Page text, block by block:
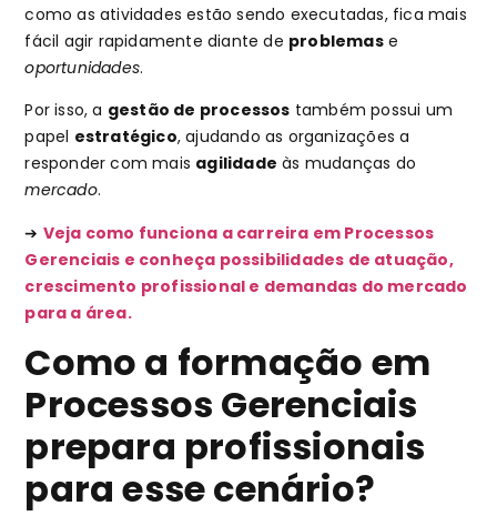
como as atividades estão sendo executadas, fica mais
fácil agir rapidamente diante de problemase
oportunidades.
Por isso, a gestão de processos também possui um
papel estratégico, ajudando as organizações a
responder com mais agilidade às mudanças do
mercado.
➔ Veja como funciona a carreira em Processos
Gerenciais e conheça possibilidades de atuação,
crescimento profissional e demandas do mercado
para a área.
Como a formação em
Processos Gerenciais
prepara profissionais
para esse cenário?